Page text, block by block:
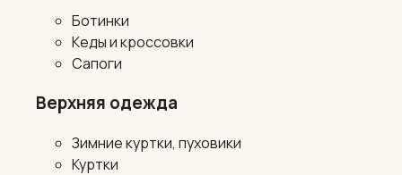
Ботинки
Кеды и кроссовки
Сапоги
Верхняя одежда
Зимние куртки, пуховики
Куртки